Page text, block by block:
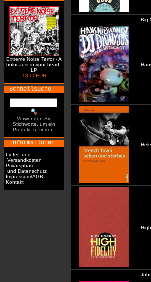
Extreme Noise Terror - A
holocaust in your head -
LP
18.00EUR
Schnellsuche
Verwenden Sie
Stichworte, um ein
Produkt zu finden.
Informationen
Liefer- und
Versandkosten
Privatsphäre
und Datenschutz
Impressum/AGB
Kontakt
Big